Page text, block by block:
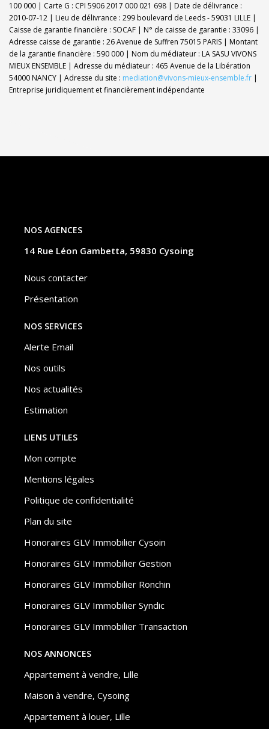
100 000 | Carte G : CPI 5906 2017 000 021 698 | Date de délivrance :
2010-07-12 | Lieu de délivrance : 299 boulevard de Leeds - 59031 LILLE |
Caisse de garantie financière : SOCAF | N° de caisse de garantie : 33096 |
Adresse caisse de garantie : 26 Avenue de Suffren 75015 PARIS | Montant
de la garantie financière : 590 000 | Nom du médiateur : LA SASU VIVONS
MIEUX ENSEMBLE | Adresse du médiateur : 465 Avenue de la Libération
54000 NANCY | Adresse du site : mediation@vivons-mieux-ensemble.fr |
Entreprise juridiquement et financièrement indépendante
NOS AGENCES
14 Rue Léon Gambetta, 59830 Cysoing
Nous contacter
Présentation
NOS SERVICES
Alerte Email
Nos outils
Nos actualités
Estimation
LIENS UTILES
Mon compte
Mentions légales
Politique de confidentialité
Plan du site
Honoraires GLV Immobilier Cysoin
Honoraires GLV Immobilier Gestion
Honoraires GLV Immobilier Ronchin
Honoraires GLV Immobilier Syndic
Honoraires GLV Immobilier Transaction
NOS ANNONCES
Appartement à vendre, Lille
Maison à vendre, Cysoing
Appartement à louer, Lille